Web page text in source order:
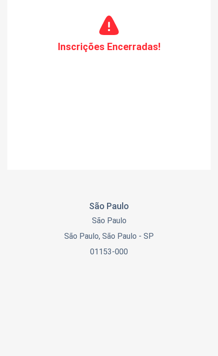
A Expo Óptica 2025 é a
oportunidade perfeita para atualizar seu
negócio e sair na frente da concorrência.
9 a 12 de abril de 2025
Inscrições Encerradas!
São Paulo
São Paulo
São Paulo, São Paulo - SP
01153-000